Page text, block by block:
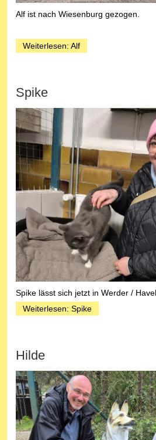
Alf ist nach Wiesenburg gezogen.
Weiterlesen: Alf
Spike
Spike lässt sich jetzt in Werder /
Weiterlesen: Spike
Hilde